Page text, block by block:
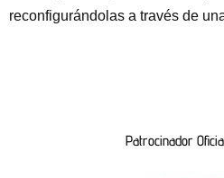
reconfigurándolas a través de
Patrocinador